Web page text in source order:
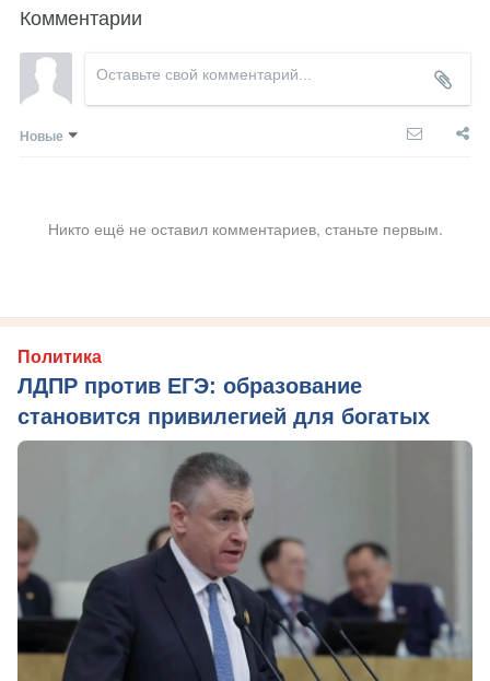
Комментарии
Новые
Никто ещё не оставил комментариев, станьте первым.
Политика
ЛДПР против ЕГЭ: образование
становится привилегией для богатых